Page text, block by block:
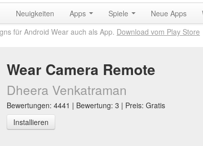
Neuigkeiten Apps Spiele Neue Apps
für Android Wear auch als App. Download vom Play Store
Wear Camera Remote
Dheera Venkatraman
Bewertungen: 4441 | Bewertung: 3 | Preis: Gratis
Installieren